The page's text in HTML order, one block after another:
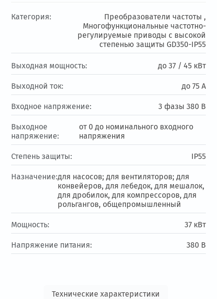
Категория:
Преобразователи частоты ,
Многофункциональные частотно-
регулируемые приводы с высокой
степенью защиты GD350-IP55
Выходная мощность: до 37 / 45 кВт
Выходной ток: до 75 А
Входное напряжение: 3 фазы 380 В
Выходное
напряжение:
от 0 до номинального входного
напряжения
Степень защиты: IP55
Назначение:для насосов; для вентиляторов; для
конвейеров, для лебедок, для мешалок,
для дробилок, для компрессоров, для
рольгангов, общепромышленный
Мощность: 37 кВт
Напряжение питания: 380 В
Технические характеристики